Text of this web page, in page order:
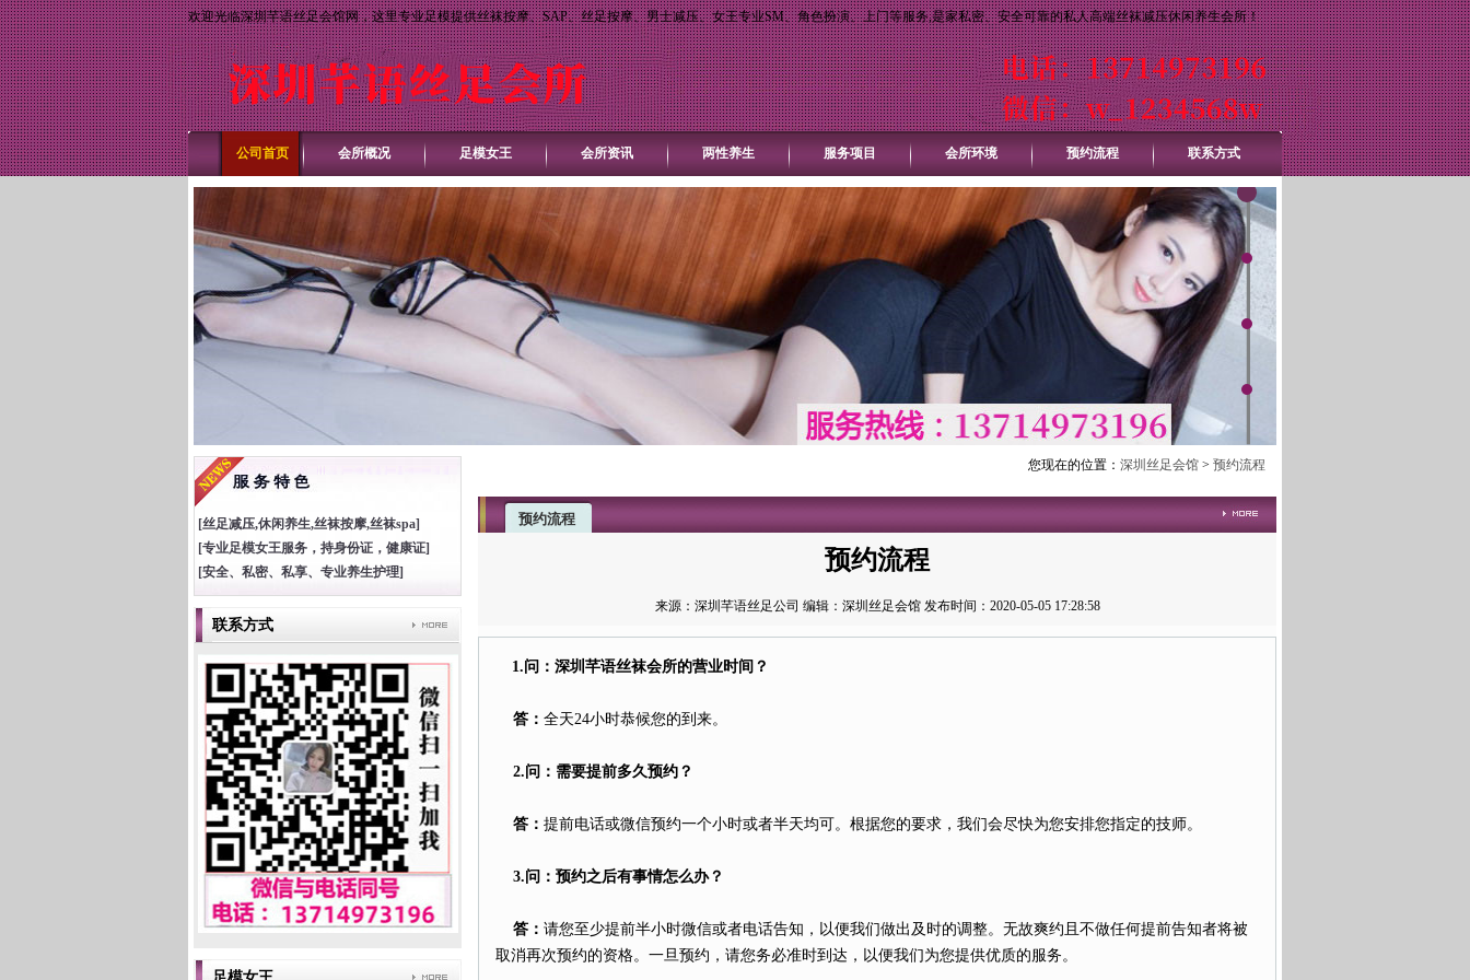
欢迎光临深圳芊语丝足会馆网，这里专业足模提供丝袜按摩、SAP、丝足按摩、男士减压、女王专业SM、角色扮演、上门等服务,是家私密、安全可靠的私人高端丝袜减压休闲养生会所！
公司首页 会所概况 足模女王 会所资讯 两性养生 服务项目 会所环境 预约流程 联系方式
您现在的位置： 深圳丝足会馆 > 预约流程
[丝足减压,休闲养生,丝袜按摩,丝袜spa]
[专业足模女王服务，持身份证，健康证]
[安全、私密、私享、专业养生护理]
联系方式
预约流程
预约流程
来源：深圳芊语丝足公司 编辑：深圳丝足会馆 发布时间：2020-05-05 17:28:58
1.问：深圳芊语丝袜会所的营业时间？
答： 全天24小时恭候您的到来。
2.问：需要提前多久预约？
答： 提前电话或微信预约一个小时或者半天均可。根据您的要求，我们会尽快为您安排您指定的技师。
3.问：预约之后有事情怎么办？
答： 请您至少提前半小时微信或者电话告知，以便我们做出及时的调整。无故爽约且不做任何提前告知者将被
取消再次预约的资格。一旦预约，请您务必准时到达，以便我们为您提供优质的服务。